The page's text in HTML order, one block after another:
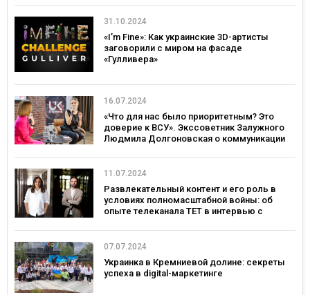
31.10.2024
«I’m Fine»: Как украинские 3D-артисты
заговорили с миром на фасаде
«Гулливера»
16.07.2024
«Что для нас было приоритетным? Это
доверие к ВСУ». Экссоветник Залужного
Людмила Долгоновская о коммуникации
11.07.2024
Развлекательный контент и его роль в
условиях полномасштабной войны: об
опыте телеканала ТЕТ в интервью с
07.07.2024
Украинка в Кремниевой долине: секреты
успеха в digital-маркетинге